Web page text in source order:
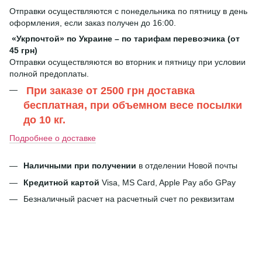
Отправки осуществляются с понедельника по пятницу в день
оформления, если заказ получен до 16:00.
«Укрпочтой» по Украине – по тарифам перевозчика (от
45 грн)
Отправки осуществляются во вторник и пятницу при условии
полной предоплаты.
При заказе от 2500 грн доставка
бесплатная, при объемном весе посылки
до 10 кг.
Подробнее о доставке
Наличными при получении в отделении Новой почты
Кредитной картой Visa, MS Card, Apple Pay або GPay
Безналичный расчет на расчетный счет по реквизитам